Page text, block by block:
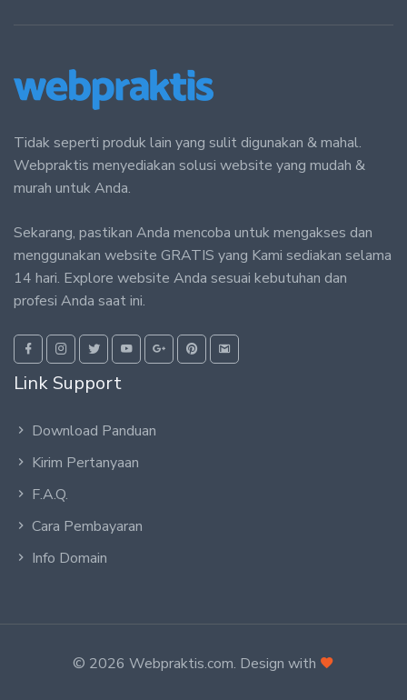
Tidak seperti produk lain yang sulit digunakan & mahal.
Webpraktis menyediakan solusi website yang mudah &
murah untuk Anda.
Sekarang, pastikan Anda mencoba untuk mengakses dan
menggunakan website GRATIS yang Kami sediakan selama
14 hari. Explore website Anda sesuai kebutuhan dan
profesi Anda saat ini.
Link Support
Download Panduan
Kirim Pertanyaan
F.A.Q.
Cara Pembayaran
Info Domain
© 2026 Webpraktis.com. Design with